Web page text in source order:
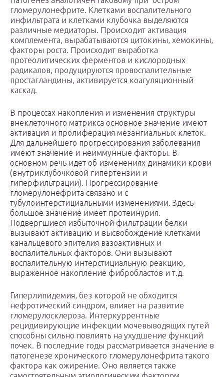
гломерулонефрите. Клетками воспалительного
инфильтрата и клетками клубочка выделяются
различные медиаторы. Происходит активация
комплемента, вырабатываются цитокины, хемокины,
факторы роста. Происходит выработка
протеолитических ферментов и кислородных
радикалов, продуцируются провоспалительные
простагландины, активируется коагуляционный
каскад.
В процессах накопления и изменения структуры
внеклеточного матрикса основное значение имеют
активация и пролиферация мезангиальных клеток.
Для дальнейшего прогрессирования заболевания
имеют значение и неиммунные факторы. В
основном речь идет об изменениях динамики крови
(внутриклубочковой гипертензии и
гиперфильтрации). Прогрессирование
гломерулонефрита связано и с
тубулоинтерстициальными изменениями. Здесь
большое значение имеет протеинурия.
Подвергшиеся избыточной фильтрации белки
вызывают активацию и высвобождение клетками
канальцевого эпителия вазоактивных и
воспалительных факторов. Они вызывают
воспалительную интерстициальную реакцию,
выраженное накопление фибробластов и т.д.
Гиперлипидемия, без которой не обходится
нефротический синдром, влияет на развитие
гломерулосклероза. Интеркуррентные
рецидивирующие инфекции мочевыводящих путей
способны сильно повлиять на ухудшение функций
почек. В последние годы рассматривается значение в
патогенезе хронического гломерулонефрита такого
фактора как ожирение. Оно является также